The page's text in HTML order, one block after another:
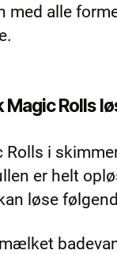
med alle
Rolls
i
er helt
løse